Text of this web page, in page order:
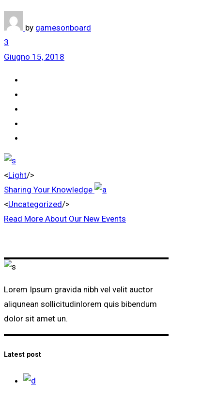
by gamesonboard
3
Giugno 15, 2018
<Light/>
Sharing Your Knowledge
<Uncategorized/>
Read More About Our New Events
Lorem Ipsum gravida nibh vel velit auctor
aliqunean sollicitudinlorem quis bibendum
dolor sit amet un.
Latest post